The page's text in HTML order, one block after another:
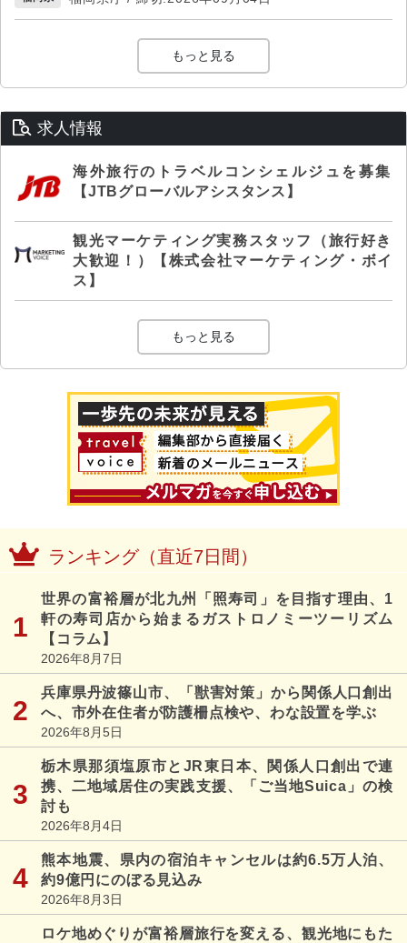
もっと見る
求人情報
海外旅行のトラベルコンシェルジュを募集
【JTBグローバルアシスタンス】
観光マーケティング実務スタッフ（旅行好き
大歓迎！）【株式会社マーケティング・ボイ
ス】
もっと見る
ランキング（直近7日間）
世界の富裕層が北九州「照寿司」を目指す理由、1
軒の寿司店から始まるガストロノミーツーリズム
【コラム】
2026年8月7日
兵庫県丹波篠山市、「獣害対策」から関係人口創出
へ、市外在住者が防護柵点検や、わな設置を学ぶ
2026年8月5日
栃木県那須塩原市とJR東日本、関係人口創出で連
携、二地域居住の実践支援、「ご当地Suica」の検
討も
2026年8月4日
熊本地震、県内の宿泊キャンセルは約6.5万人泊、
約9億円にのぼる見込み
2026年8月3日
ロケ地めぐりが富裕層旅行を変える、観光地にもた